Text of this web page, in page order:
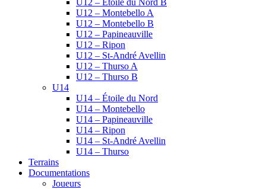
U12 – Étoile du Nord B
U12 – Montebello A
U12 – Montebello B
U12 – Papineauville
U12 – Ripon
U12 – St-André Avellin
U12 – Thurso A
U12 – Thurso B
U14
U14 – Étoile du Nord
U14 – Montebello
U14 – Papineauville
U14 – Ripon
U14 – St-André Avellin
U14 – Thurso
Terrains
Documentations
Joueurs